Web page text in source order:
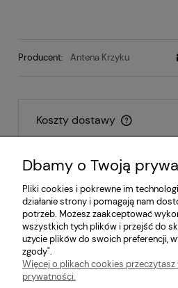
Producent: Antena Krzyku
Koszty dostawy
Cena nie zawiera ewentualnych
Inpost - paczkomat
Inpost - kurier
Odbiór osobisty
Dbamy o Twoją
Pliki cookies i pokrewne im
działanie strony i pomagają nam
potrzeb. Możesz zaakceptować
wszystkich tych plików i przejść do
użycie plików do swoich preferencji,
zgody".
Więcej o plikach cookies przeczytasz
prywatności.